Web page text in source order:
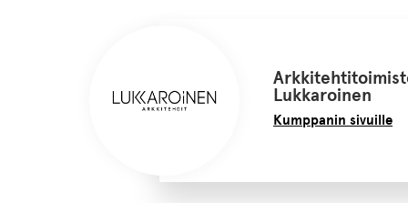
Lukkaroinen
Kumppanin sivuille